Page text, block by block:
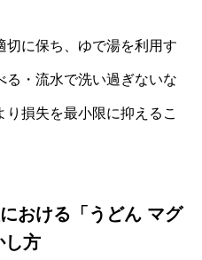
切に保ち、ゆで湯を利用す
る・流水で洗い過ぎないな
損失を最小限に抑えるこ
おける「うどん マグ
し方